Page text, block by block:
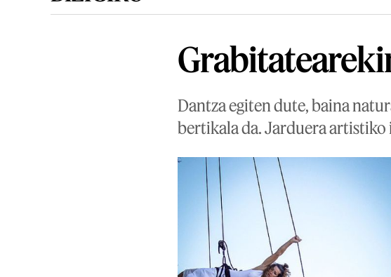
Dantza egiten dute, baina
bertikala da. Jarduera artistiko